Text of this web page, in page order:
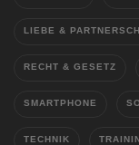
LIEBE &
RECHT & GESETZ
SMARTPHONE
TECHNIK